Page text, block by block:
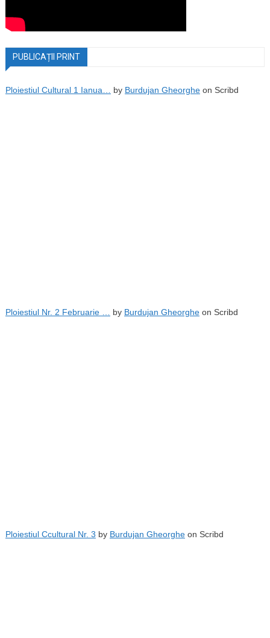
PUBLICAȚII PRINT
Ploiestiul Cultural 1 Ianua… by Burdujan Gheorgheon Scribd
Ploiestiul Nr. 2 Februarie … by Burdujan Gheorgheon Scribd
Ploiestiul Ccultural Nr. 3 by Burdujan Gheorgheon Scribd